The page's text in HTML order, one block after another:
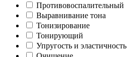
Противовоспалительный
Выравнивание тона
Тонизирование
Тонирующий
Упругость и эластичность